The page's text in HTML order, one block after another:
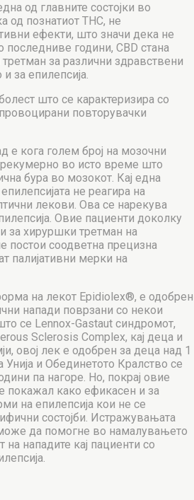
од главните состојки во
од познатиот THC, не
ефекти, што значи дека не
последниве години, CBD стана
за различни здравствени
за епилепсија.
што се карактеризира со
повторувачки
е кога голем број на мозочни
во исто време што
бура во мозокот. Кај една
не реагира на
лекови. Ова се нарекува
Овие пациенти доколку
за хируршки третман на
постои соодветна прецизна
палијативни мерки на
на лекот Epidiolex®, е одобрен
напади поврзани со некои
се Lennox-Gastaut синдромот,
Sclerosis Complex, кај деца и
овој лек е одобрен за деца над 1
Унија и Обединетото Кралство се
па нагоре. Но, покрај овие
покажал како ефикасен и за
на епилепсија кои не се
состојби. Истражувањата
да помогне во намалувањето
на нападите кај пациенти со